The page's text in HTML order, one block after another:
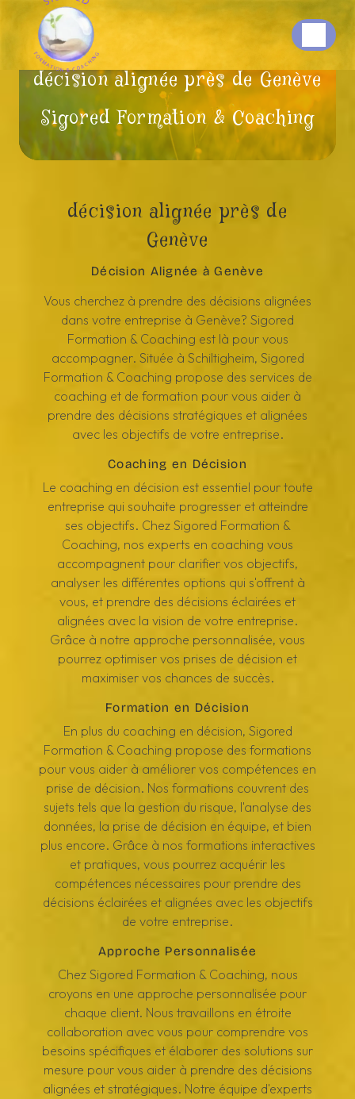
décision alignée près de Genève
Sigored Formation & Coaching
décision alignée près de
Genève
Décision Alignée à Genève
Vous cherchez à prendre des décisions alignées
dans votre entreprise à Genève? Sigored
Formation & Coaching est là pour vous
accompagner. Située à Schiltigheim, Sigored
Formation & Coaching propose des services de
coaching et de formation pour vous aider à
prendre des décisions stratégiques et alignées
avec les objectifs de votre entreprise.
Coaching en Décision
Le coaching en décision est essentiel pour toute
entreprise qui souhaite progresser et atteindre
ses objectifs. Chez Sigored Formation &
Coaching, nos experts en coaching vous
accompagnent pour clarifier vos objectifs,
analyser les différentes options qui s'offrent à
vous, et prendre des décisions éclairées et
alignées avec la vision de votre entreprise.
Grâce à notre approche personnalisée, vous
pourrez optimiser vos prises de décision et
maximiser vos chances de succès.
Formation en Décision
En plus du coaching en décision, Sigored
Formation & Coaching propose des formations
pour vous aider à améliorer vos compétences en
prise de décision. Nos formations couvrent des
sujets tels que la gestion du risque, l'analyse des
données, la prise de décision en équipe, et bien
plus encore. Grâce à nos formations interactives
et pratiques, vous pourrez acquérir les
compétences nécessaires pour prendre des
décisions éclairées et alignées avec les objectifs
de votre entreprise.
Approche Personnalisée
Chez Sigored Formation & Coaching, nous
croyons en une approche personnalisée pour
chaque client. Nous travaillons en étroite
collaboration avec vous pour comprendre vos
besoins spécifiques et élaborer des solutions sur
mesure pour vous aider à prendre des décisions
alignées et stratégiques. Notre équipe d'experts
Panneau de gestion des cookies